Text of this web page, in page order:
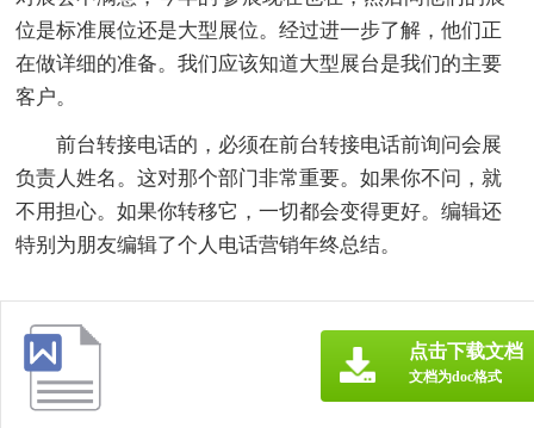
位是标准展位还是大型展位。经过进一步了解，他们正
在做详细的准备。我们应该知道大型展台是我们的主要
客户。
前台转接电话的，必须在前台转接电话前询问会展
负责人姓名。这对那个部门非常重要。如果你不问，就
不用担心。如果你转移它，一切都会变得更好。编辑还
特别为朋友编辑了个人电话营销年终总结。
点击下载文档
文档为doc格式